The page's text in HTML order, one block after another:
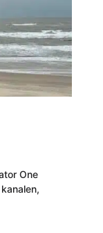
One